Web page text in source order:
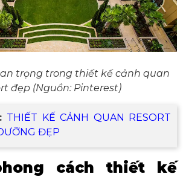
trọng trong thiết kế cảnh quan
đẹp (Nguồn: Pinterest)
THIẾT KẾ CẢNH QUAN RESORT
ĐẸP
cách thiết kế